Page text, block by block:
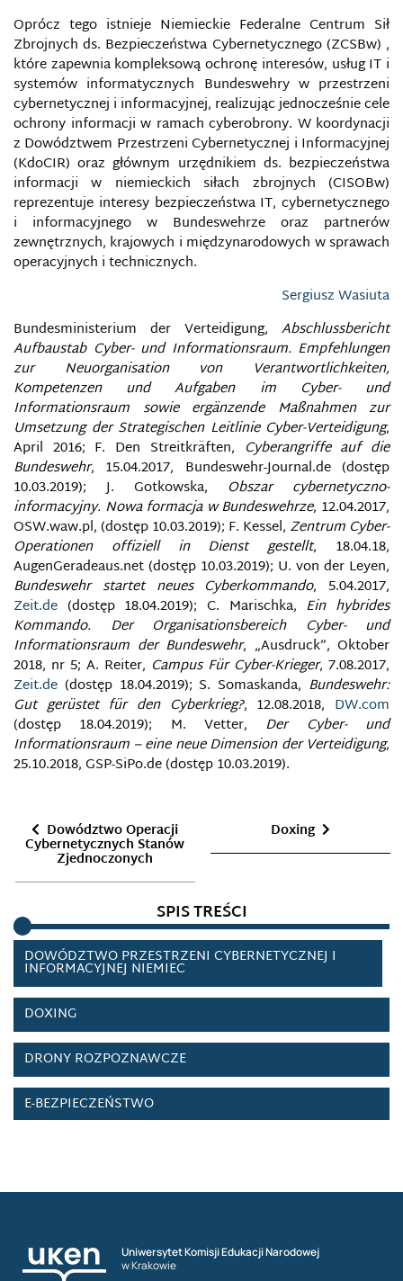
Oprócz tego istnieje Niemieckie Federalne Centrum Sił
Zbrojnych ds. Bezpieczeństwa Cybernetycznego (ZCSBw) ,
które zapewnia kompleksową ochronę interesów, usług IT i
systemów informatycznych Bundeswehry w przestrzeni
cybernetycznej i informacyjnej, realizując jednocześnie cele
ochrony informacji w ramach cyberobrony. W koordynacji
z Dowództwem Przestrzeni Cybernetycznej i Informacyjnej
(KdoCIR) oraz głównym urzędnikiem ds. bezpieczeństwa
informacji w niemieckich siłach zbrojnych (CISOBw)
reprezentuje interesy bezpieczeństwa IT, cybernetycznego
i informacyjnego w Bundeswehrze oraz partnerów
zewnętrznych, krajowych i międzynarodowych w sprawach
operacyjnych i technicznych.
Sergiusz Wasiuta
Bundesministerium der Verteidigung, Abschlussbericht
Aufbaustab Cyber- und Informationsraum. Empfehlungen
zur Neuorganisation von Verantwortlichkeiten,
Kompetenzen und Aufgaben im Cyber- und
Informationsraum sowie ergänzende Maßnahmen zur
Umsetzung der Strategischen Leitlinie Cyber-Verteidigung,
April 2016; F. Den Streitkräften, Cyberangriffe auf die
Bundeswehr, 15.04.2017, Bundeswehr-Journal.de (dostęp
10.03.2019); J. Gotkowska, Obszar cybernetyczno-
informacyjny. Nowa formacja w Bundeswehrze, 12.04.2017,
OSW.waw.pl, (dostęp 10.03.2019); F. Kessel, Zentrum Cyber-
Operationen offiziell in Dienst gestellt, 18.04.18,
AugenGeradeaus.net (dostęp 10.03.2019); U. von der Leyen,
Bundeswehr startet neues Cyberkommando, 5.04.2017,
Zeit.de (dostęp 18.04.2019); C. Marischka, Ein hybrides
Kommando. Der Organisationsbereich Cyber- und
Informationsraum der Bundeswehr, „Ausdruck”, Oktober
2018, nr 5; A. Reiter, Campus Für Cyber-Krieger, 7.08.2017,
Zeit.de (dostęp 18.04.2019); S. Somaskanda, Bundeswehr:
Gut gerüstet für den Cyberkrieg?, 12.08.2018, DW.com
(dostęp 18.04.2019); M. Vetter, Der Cyber- und
Informationsraum – eine neue Dimension der Verteidigung,
25.10.2018, GSP-SiPo.de (dostęp 10.03.2019).
Dowództwo Operacji
Cybernetycznych Stanów
Zjednoczonych
Doxing
SPIS TREŚCI
CYBERPRZESTĘPCZOŚĆ
CYBERPRZESTRZEŃ
CYBERSZPIEGOSTWO
CYBERTERRORYZM
CYBERWOJNA
CYBERZAGROŻENIA
CYFROWE DANE GEOGRAFICZNE
CYFROWY ŻOŁNIERZ
DARK WEB
DARKNET
DEBUNK
DEEPFAKE
DEEP WEB/INVISIBLE WEB
DEMOKRACJA INFORMACYJNA
DEZINFORMACJA RADIOELEKTRONICZNA
DOKTRYNA BEZPIECZEŃSTWA INFORMACYJNEGO
DOUBLESWITCH
DOWÓDZTWO OPERACJI CYBERNETYCZNYCH
STANÓW ZJEDNOCZONYCH
DOWÓDZTWO PRZESTRZENI CYBERNETYCZNEJ I
INFORMACYJNEJ NIEMIEC
DOXING
DRONY ROZPOZNAWCZE
E-BEZPIECZEŃSTWO
ECHO CHAMBER
Uniwersytet Komisji Edukacji Narodowej
w Krakowie